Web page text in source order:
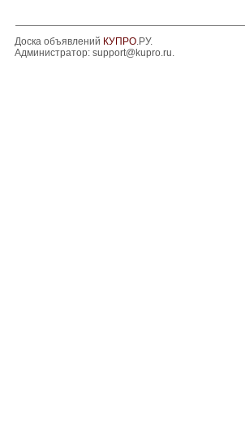
Доска объявлений КУПРО.РУ.
Администратор: support@kupro.ru.